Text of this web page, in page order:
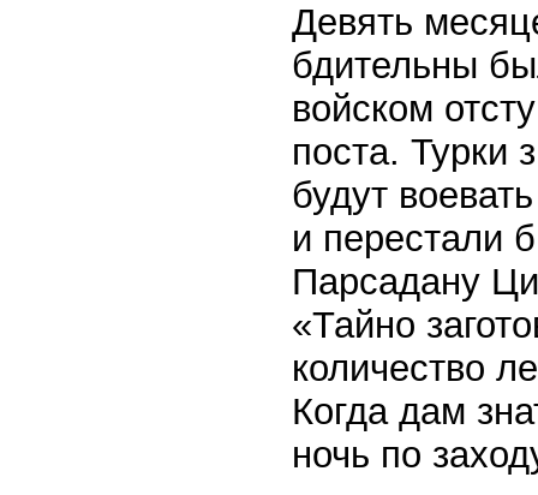
Девять
бдительны
войском
поста. Турки
будут
и перестали
Парсадану
«Тайно
количество
Когда дам
ночь по